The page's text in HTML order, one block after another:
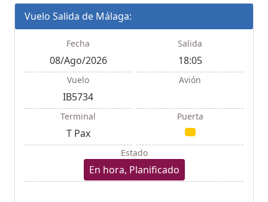
Vuelo Salida de Málaga:
Fecha
08/Ago/2026
Salida
18:05
Vuelo
IB5734
Avión
Terminal
T Pax
Puerta
Estado
En hora, Planificado